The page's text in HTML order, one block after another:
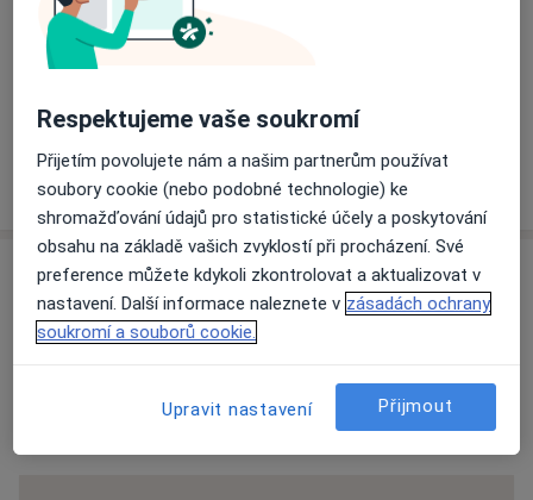
Způsoby platby (soukromé návštěvy)
Detaily
Víceo adrese
Názory
Přidejte svůj názor
Respektujeme vaše soukromí
Přijetím povolujete nám a našim partnerům používat
soubory cookie (nebo podobné technologie) ke
shromažďování údajů pro statistické účely a poskytování
obsahu na základě vašich zvyklostí při procházení. Své
preference můžete kdykoli zkontrolovat a aktualizovat v
nastavení. Další informace naleznete v zásadách ochrany
soukromí a souborů cookie.
Upravit nastavení Přijmout